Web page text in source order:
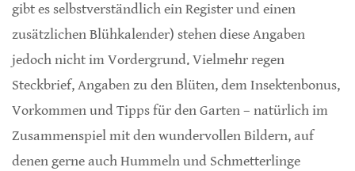
gibt es selbstverständlich ein Register und einen
zusätzlichen Blühkalender) stehen diese Angaben
jedoch nicht im Vordergrund. Vielmehr regen
Steckbrief, Angaben zu den Blüten, dem Insektenbonus,
Vorkommen und Tipps für den Garten – natürlich im
Zusammenspiel mit den wundervollen Bildern, auf
denen gerne auch Hummeln und Schmetterlinge